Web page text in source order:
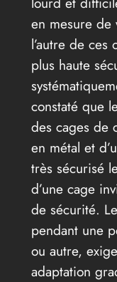
en mesure de
l’autre de ces
plus haute
constaté que
des cages de
en métal et
très sécurisé
d’une cage
de sécurité.
pendant une
ou autre,
adaptation